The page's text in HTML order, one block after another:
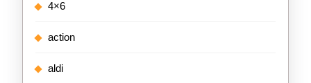
4×6
action
aldi